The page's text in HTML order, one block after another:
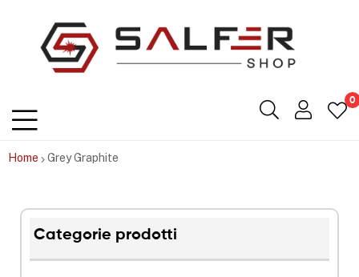
0
Home Grey Graphite
Categorie prodotti